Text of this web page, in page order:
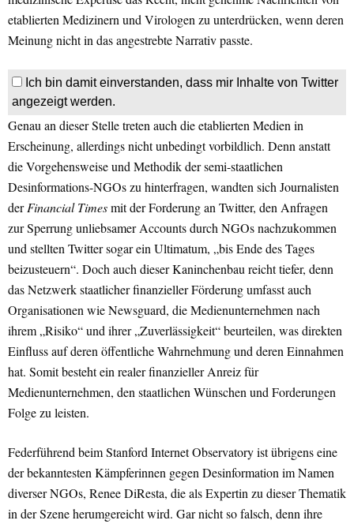
etablierten Medizinern und Virologen zu unterdrücken, wenn deren
Meinung nicht in das angestrebte Narrativ passte.
Ich bin damit einverstanden, dass mir Inhalte von Twitter
angezeigt werden.
Genau an dieser Stelle treten auch die etablierten Medien in
Erscheinung, allerdings nicht unbedingt vorbildlich. Denn anstatt
die Vorgehensweise und Methodik der semi-staatlichen
Desinformations-NGOs zu hinterfragen, wandten sich Journalisten
derFinancial Timesmit der Forderung an Twitter, den Anfragen
zur Sperrung unliebsamer Accounts durch NGOs nachzukommen
und stellten Twitter sogar ein Ultimatum, „bis Ende des Tages
beizusteuern“. Doch auch dieser Kaninchenbau reicht tiefer, denn
das Netzwerk staatlicher finanzieller Förderung umfasst auch
Organisationen wie Newsguard, die Medienunternehmen nach
ihrem „Risiko“ und ihrer „Zuverlässigkeit“ beurteilen, was direkten
Einfluss auf deren öffentliche Wahrnehmung und deren Einnahmen
hat. Somit besteht ein realer finanzieller Anreiz für
Medienunternehmen, den staatlichen Wünschen und Forderungen
Folge zu leisten.
Federführend beim Stanford Internet Observatory ist übrigens eine
der bekanntesten Kämpferinnen gegen Desinformation im Namen
diverser NGOs, Renee DiResta, die als Expertin zu dieser Thematik
in der Szene herumgereicht wird. Gar nicht so falsch, denn ihre